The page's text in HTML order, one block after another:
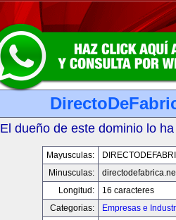
El dueño de este dominio lo
Mayusculas:
Minusculas:
Longitud:
16 caracteres
Categorias:
Empresas e